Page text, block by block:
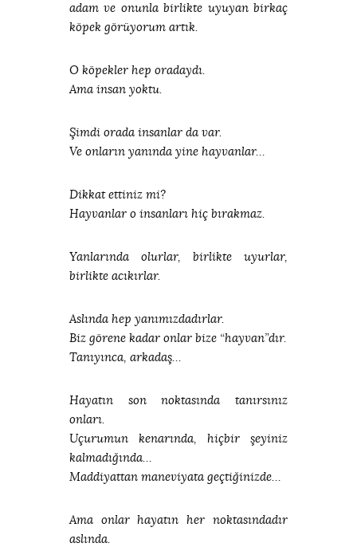
adam ve onunla birlikte uyuyan birkaç
köpek görüyorum artık.
O köpekler hep oradaydı.
Ama insan yoktu.
Şimdi orada insanlar da var.
Ve onların yanında yine hayvanlar…
Dikkat ettiniz mi?
Hayvanlar o insanları hiç bırakmaz.
Yanlarında olurlar, birlikte uyurlar,
birlikte acıkırlar.
Aslında hep yanımızdadırlar.
Biz görene kadar onlar bize “hayvan”dır.
Tanıyınca, arkadaş…
Hayatın son noktasında tanırsınız
onları.
Uçurumun kenarında, hiçbir şeyiniz
kalmadığında…
Maddiyattan maneviyata geçtiğinizde…
Ama onlar hayatın her noktasındadır
aslında.